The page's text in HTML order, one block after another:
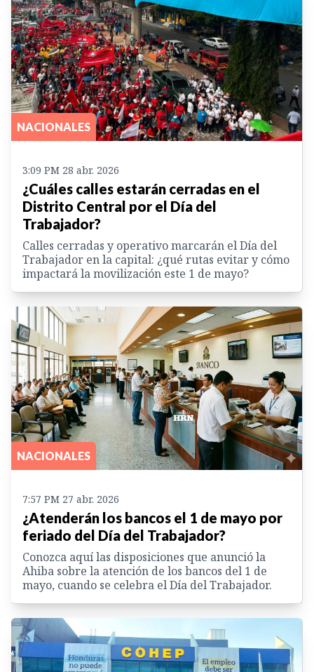
NACIONALES
3:09 PM 28 abr. 2026
¿Cuáles calles estarán cerradas en el
Distrito Central por el Día del
Trabajador?
Calles cerradas y operativo marcarán el Día del
Trabajador en la capital: ¿qué rutas evitar y cómo
impactará la movilización este 1 de mayo?
NACIONALES
7:57 PM 27 abr. 2026
¿Atenderán los bancos el 1 de mayo por
feriado del Día del Trabajador?
Conozca aquí las disposiciones que anunció la
Ahiba sobre la atención de los bancos del 1 de
mayo, cuando se celebra el Día del Trabajador.